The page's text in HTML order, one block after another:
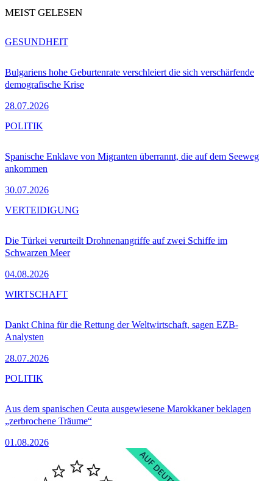
MEIST GELESEN
Bulgariens hohe Geburtenrate verschleiert die sich verschärfende
demografische Krise
28.07.2026
GESUNDHEIT
Spanische Enklave von Migranten überrannt, die auf dem Seeweg
ankommen
30.07.2026
POLITIK
Die Türkei verurteilt Drohnenangriffe auf zwei Schiffe im
Schwarzen Meer
04.08.2026
VERTEIDIGUNG
Dankt China für die Rettung der Weltwirtschaft, sagen EZB-
Analysten
28.07.2026
WIRTSCHAFT
Aus dem spanischen Ceuta ausgewiesene Marokkaner beklagen
„zerbrochene Träume“
01.08.2026
POLITIK